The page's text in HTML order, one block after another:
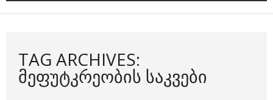
TAG ARCHIVES:
ᲛᲔᲤᲣᲢᲙᲠᲔᲝᲑᲘᲡ ᲡᲐᲙᲕᲔᲑᲘ